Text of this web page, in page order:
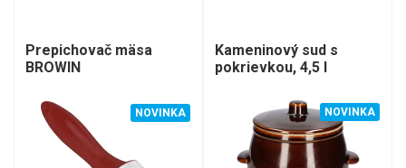
Prepichovač mäsa
BROWIN
NOVINKA
Kameninový sud s
pokrievkou, 4,5 l
NOVINKA